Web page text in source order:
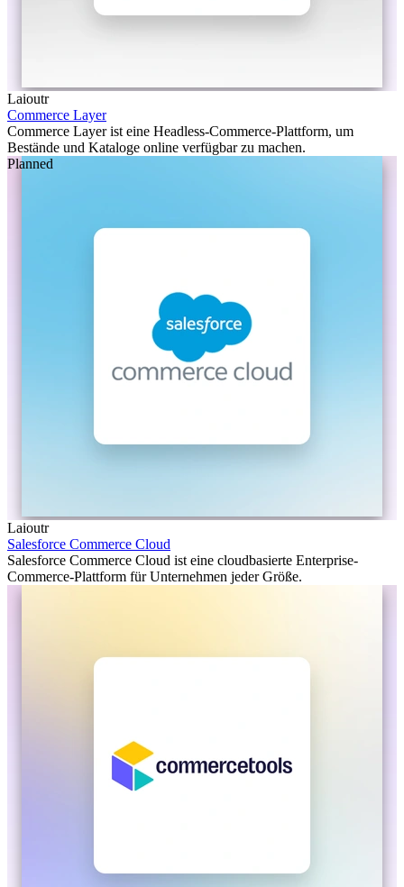
Laioutr
Commerce Layer
Commerce Layer ist eine Headless-Commerce-Plattform, um
Bestände und Kataloge online verfügbar zu machen.
Planned
Laioutr
Salesforce Commerce Cloud
Salesforce Commerce Cloud ist eine cloudbasierte Enterprise-
Commerce-Plattform für Unternehmen jeder Größe.